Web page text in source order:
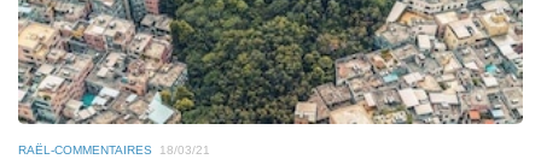
RAËL-COMMENTAIRES 18/03/21